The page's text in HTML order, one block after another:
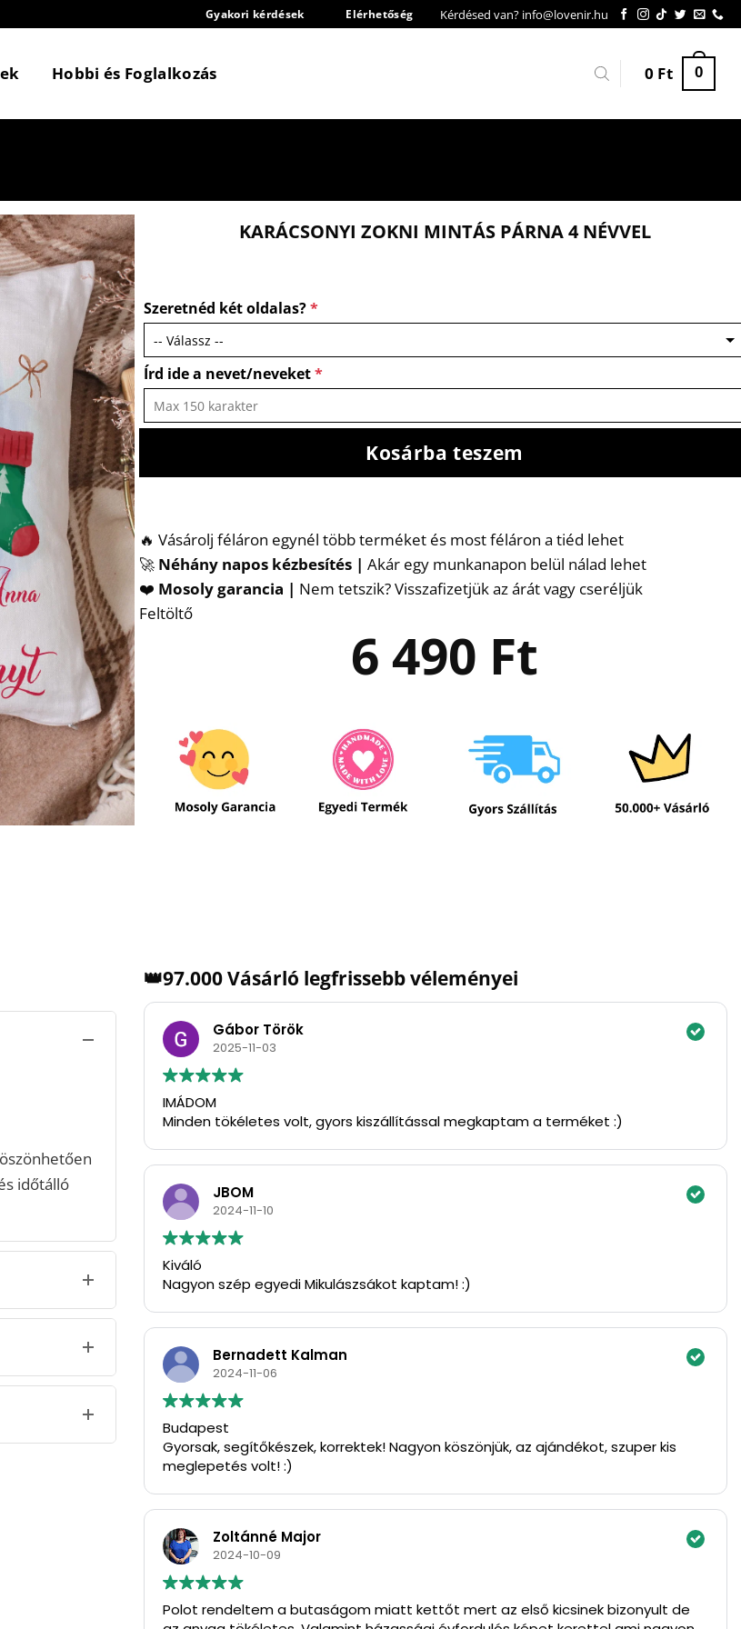
Gyakori kérdések Elérhetőség Kérdésed van? info@lovenir.hu
Hobbi és Foglalkozás 0 Ft 0
KARÁCSONYI ZOKNI MINTÁS PÁRNA 4 NÉVVEL
Szeretnéd két oldalas?*
Írd ide a nevet/neveket*
Kosárba teszem
🔥 Vásárolj féláron egynél több terméket és most féláron a tiéd lehet
🚀 Néhány napos kézbesítés | Akár egy munkanapon belül nálad lehet
❤️ Mosoly garancia | Nem tetszik? Visszafizetjük az árát vagy cseréljük
Feltöltő
6 490 Ft
időtálló
👑97.000 Vásárló legfrissebb véleményei
Gábor Török
2025-11-03
IMÁDOM
Minden tökéletes volt, gyors kiszállítással megkaptam a terméket :)
JBOM
2024-11-10
Kiváló
Nagyon szép egyedi Mikulászsákot kaptam! :)
Bernadett Kalman
2024-11-06
Budapest
Gyorsak, segítőkészek, korrektek! Nagyon köszönjük, az ajándékot, szuper kis
meglepetés volt! :)
Zoltánné Major
2024-10-09
Polot rendeltem a butaságom miatt kettőt mert az első kicsinek bizonyult de